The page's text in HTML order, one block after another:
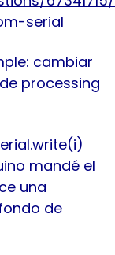
serial
cambiar
processing
mandé el
una
de